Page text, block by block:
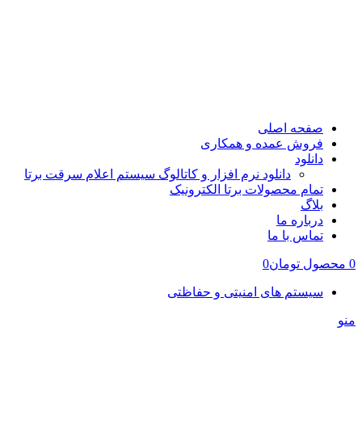
صفحه اصلی
فروش عمده و همکاری
دانلود
دانلود نرم افزار و کاتالوگ سیستم اعلام سرقت برتا
تمام محصولات برتا الکترونیک
بلاگ
درباره ما
تماس با ما
0 محصول تومان0
سیستم های امنیتی و حفاظتی
منو